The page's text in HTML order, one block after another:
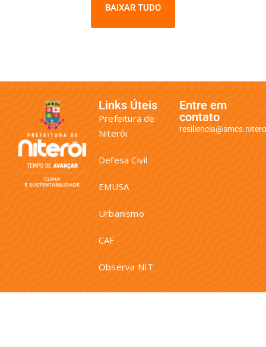
BAIXAR TUDO
Links Úteis
Prefeitura de
Niterói
Defesa Civil
EMUSA
Urbanismo
CAF
Observa NIT
Entre em
contato